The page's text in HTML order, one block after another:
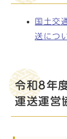
国土交
送につ
令和8年
運送運営